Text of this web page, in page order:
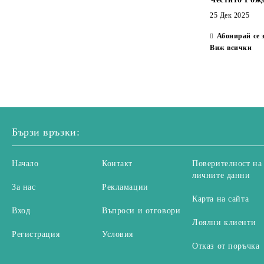
Горчичен яспис
Фурнирен яспис
25 Дек 2025
Абонирай се
Виж всички
Бързи връзки:
Начало
За нас
Вход
Регистрация
Контакт
Рекламации
Въпроси и отговори
Условия
Поверителност на
личните данни
Карта на сайта
Лоялни клиенти
Отказ от поръчка